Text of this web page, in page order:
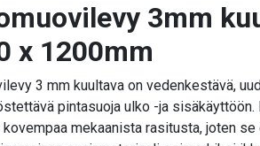
3mm
x 1200mm
3 mm kuultava on vedenkestävä,
pintasuoja ulko -ja sisäkäyttöön.
mekaanista rasitusta, joten